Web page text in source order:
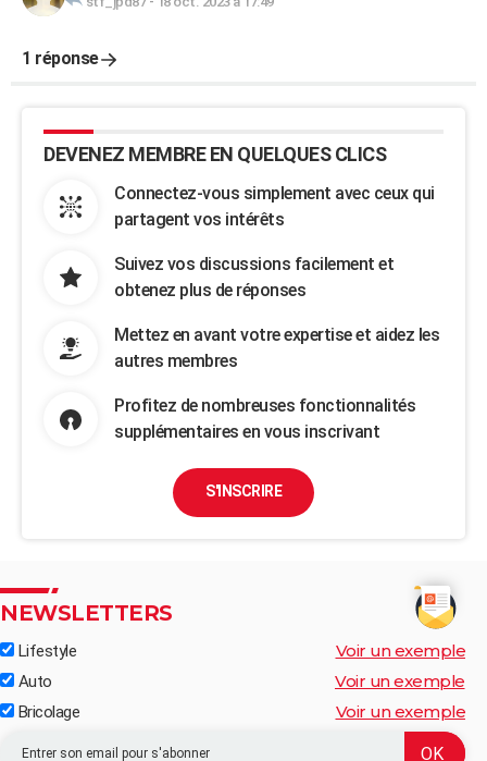
1 réponse
DEVENEZ MEMBRE EN QUELQUES CLICS
Connectez-vous simplement avec ceux qui
partagent vos intérêts
Suivez vos discussions facilement et
obtenez plus de réponses
Mettez en avant votre expertise et aidez les
autres membres
Profitez de nombreuses fonctionnalités
supplémentaires en vous inscrivant
S'INSCRIRE
NEWSLETTERS
Lifestyle Voir un exemple
Auto Voir un exemple
Bricolage Voir un exemple